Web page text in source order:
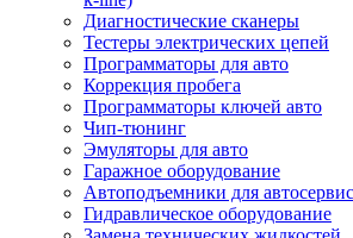
Диагностические сканеры
Тестеры электрических цепей
Программаторы для авто
Коррекция пробега
Программаторы ключей авто
Чип-тюнинг
Эмуляторы для авто
Гаражное оборудование
Автоподъемники для
Гидравлическое оборудование